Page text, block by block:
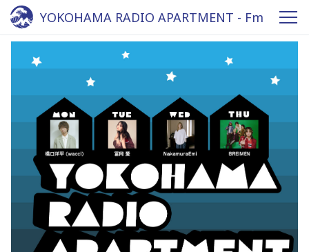
YOKOHAMA RADIO APARTMENT - Fm
yokohama 84.7